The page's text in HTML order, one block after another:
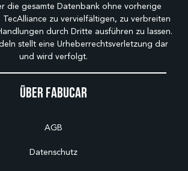
Über Fabucar
AGB
Datenschutz
die gesamte Datenbank ohne vorherige
TecAlliance zu vervielfältigen, zu verbreiten
durch Dritte ausführen zu lassen.
stellt eine Urheberrechtsverletzung dar
und wird verfolgt.